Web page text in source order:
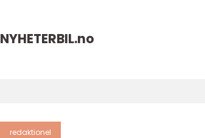
NYHETERBIL.no
redaktionel